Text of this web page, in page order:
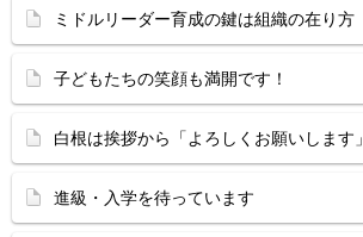
ミドルリーダー育成の鍵は組織の在り方
子どもたちの笑顔も満開です！
白根は挨拶から「よろしくお願いします」
進級・入学を待っています